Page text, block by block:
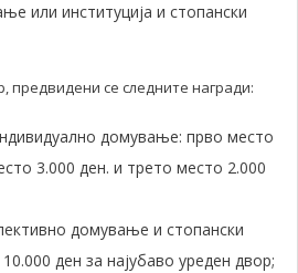
или институција и стопански
предвидени се следните награди:
домување: прво место
3.000 ден. и трето место 2.000
домување и стопански
ден за најубаво уреден двор;